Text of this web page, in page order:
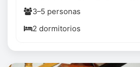
3–5 personas
2 dormitorios